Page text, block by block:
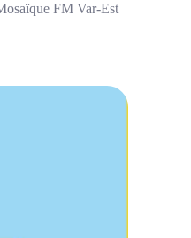
FM Var-Est